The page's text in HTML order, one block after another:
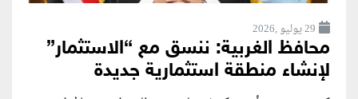
29 يوليو ,2026
محافظ الغربية: ننسق مع “الاستثمار”
لإنشاء منطقة استثمارية جديدة